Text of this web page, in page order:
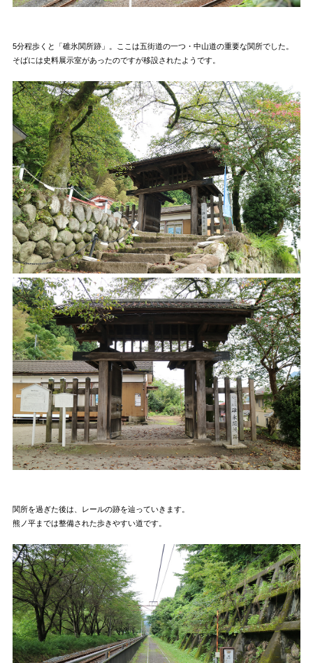
5分程歩くと「碓氷関所跡」。ここは五街道の一つ・中山道の重要な関所でした。
そばには史料展示室があったのですが移設されたようです。
関所を過ぎた後は、レールの跡を辿っていきます。
熊ノ平までは整備された歩きやすい道です。